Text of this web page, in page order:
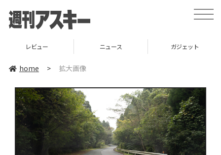
toggle
レビュー ニュース ガジェット
home > 拡大画像